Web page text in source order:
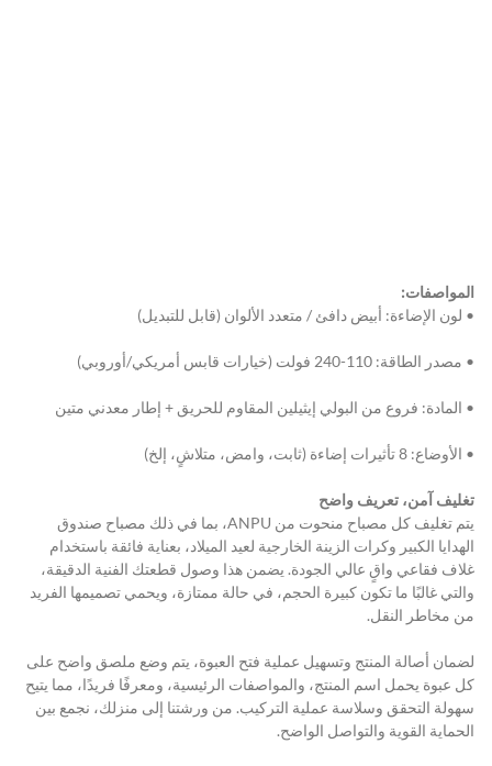
المواصفات:
• لون الإضاءة: أبيض دافئ / متعدد الألوان (قابل للتبديل)
• مصدر الطاقة: 110-240 فولت (خيارات قابس أمريكي/أوروبي)
• المادة: فروع من البولي إيثيلين المقاوم للحريق + إطار معدني متين
• الأوضاع: 8 تأثيرات إضاءة (ثابت، وامض، متلاشٍ، إلخ)
تغليف آمن، تعريف واضح
يتم تغليف كل مصباح منحوت من ANPU، بما في ذلك مصباح صندوق
الهدايا الكبير وكرات الزينة الخارجية لعيد الميلاد، بعناية فائقة باستخدام
غلاف فقاعي واقٍ عالي الجودة. يضمن هذا وصول قطعتك الفنية الدقيقة،
والتي غالبًا ما تكون كبيرة الحجم، في حالة ممتازة، ويحمي تصميمها الفريد
من مخاطر النقل.
لضمان أصالة المنتج وتسهيل عملية فتح العبوة، يتم وضع ملصق واضح على
كل عبوة يحمل اسم المنتج، والمواصفات الرئيسية، ومعرفًا فريدًا، مما يتيح
سهولة التحقق وسلاسة عملية التركيب. من ورشتنا إلى منزلك، نجمع بين
الحماية القوية والتواصل الواضح.